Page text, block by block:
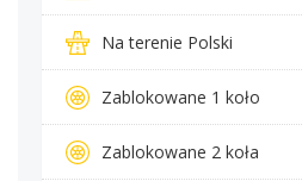
Na terenie Polski
Zablokowane 1 koło
Zablokowane 2 koła